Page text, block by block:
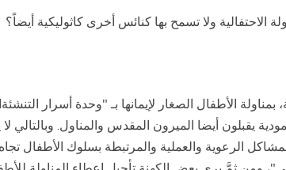
الاحتفالية ولا تسمح بها كنائس أخرى كاثوليكية أيضاً؟
بمناولة الأطفال الصغار لإيمانها بـ"وحدة أسرار
يقبلون أيضا الميرون المقدس والمناول. وبالتالي لا
الرعوية والعملية والمرتبطة بسلوك الأطفال تجاه